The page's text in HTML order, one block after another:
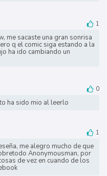
1
me sacaste una gran sonrisa
q el comic siga estando a la
ha ido cambiando un
0
ha sido mio al leerlo
1
me alegro mucho de que
Anonymousman, por
de vez en cuando de los